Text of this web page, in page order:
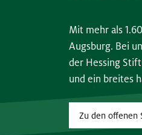
Mit mehr als
Augsburg. Bei
der Hessing
und ein breites
Zu den offenen